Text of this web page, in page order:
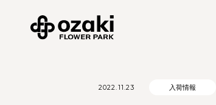
2022.11.23 入荷情報